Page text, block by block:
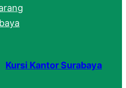
Kursi Kantor Surabaya